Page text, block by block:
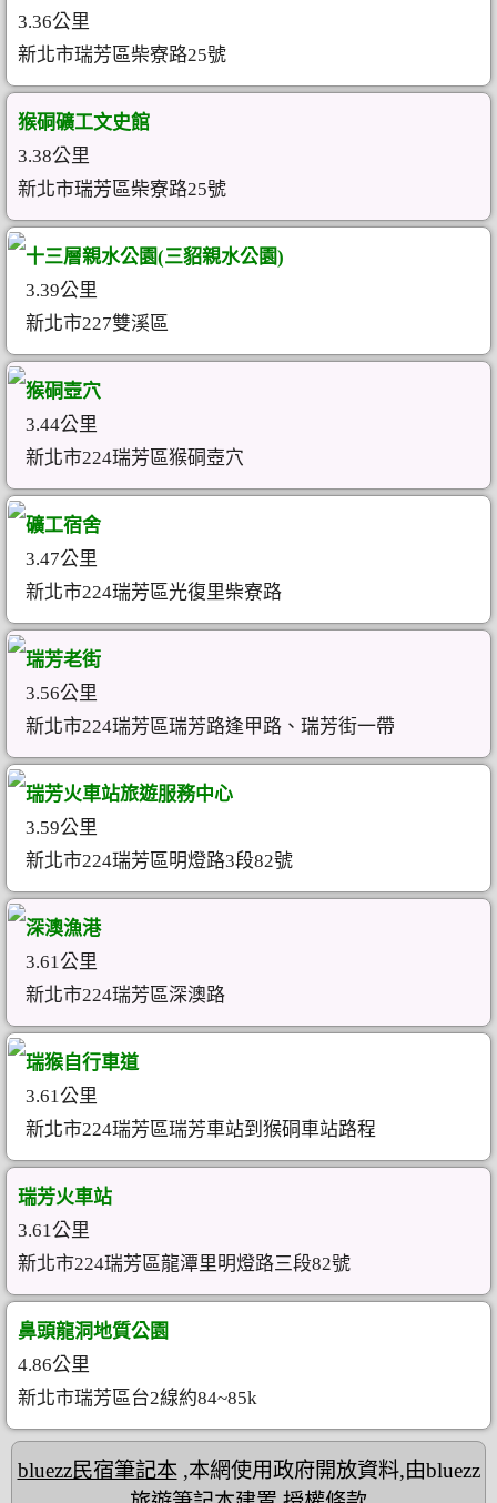
3.36公里
新北市瑞芳區柴寮路25號
猴硐礦工文史館
3.38公里
新北市瑞芳區柴寮路25號
十三層親水公園(三貂親水公園)
3.39公里
新北市227雙溪區
猴硐壺穴
3.44公里
新北市224瑞芳區猴硐壺穴
礦工宿舍
3.47公里
新北市224瑞芳區光復里柴寮路
瑞芳老街
3.56公里
新北市224瑞芳區瑞芳路逢甲路、瑞芳街一帶
瑞芳火車站旅遊服務中心
3.59公里
新北市224瑞芳區明燈路3段82號
深澳漁港
3.61公里
新北市224瑞芳區深澳路
瑞猴自行車道
3.61公里
新北市224瑞芳區瑞芳車站到猴硐車站路程
瑞芳火車站
3.61公里
新北市224瑞芳區龍潭里明燈路三段82號
鼻頭龍洞地質公園
4.86公里
新北市瑞芳區台2線約84~85k
bluezz民宿筆記本,本網使用政府開放資料,由bluezz